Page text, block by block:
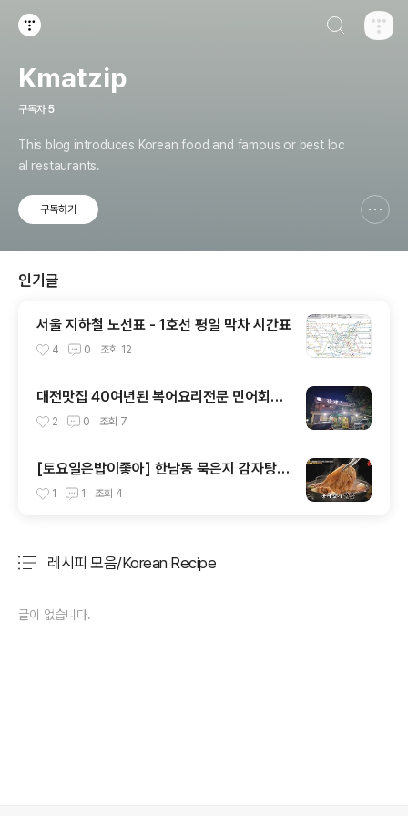
Kmatzip
구독자 5
This blog introduces Korean food and famous or best loc
al restaurants.
구독하기
인기글
서울 지하철 노선표 - 1호선 평일 막차 시간표
4 0 조회 12
대전맛집 40여년된 복어요리전문 민어회전
문 원조 강경옥
2 0 조회 7
[토요일은밥이좋아] 한남동 묵은지 감자탕
맛집 24시 뼈다귀 감자탕
1 1 조회 4
레시피 모음/Korean Recipe
글이 없습니다.